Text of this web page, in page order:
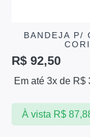
BANDEJA P/
R$92,50
Em até 3x de R$
À vista R$